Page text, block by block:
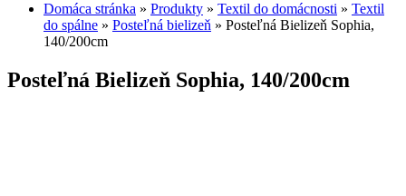
Domáca stránka » Produkty » Textil do domácnosti » Textil
do spálne » Posteľná bielizeň » Posteľná Bielizeň Sophia,
140/200cm
Posteľná Bielizeň Sophia, 140/200cm